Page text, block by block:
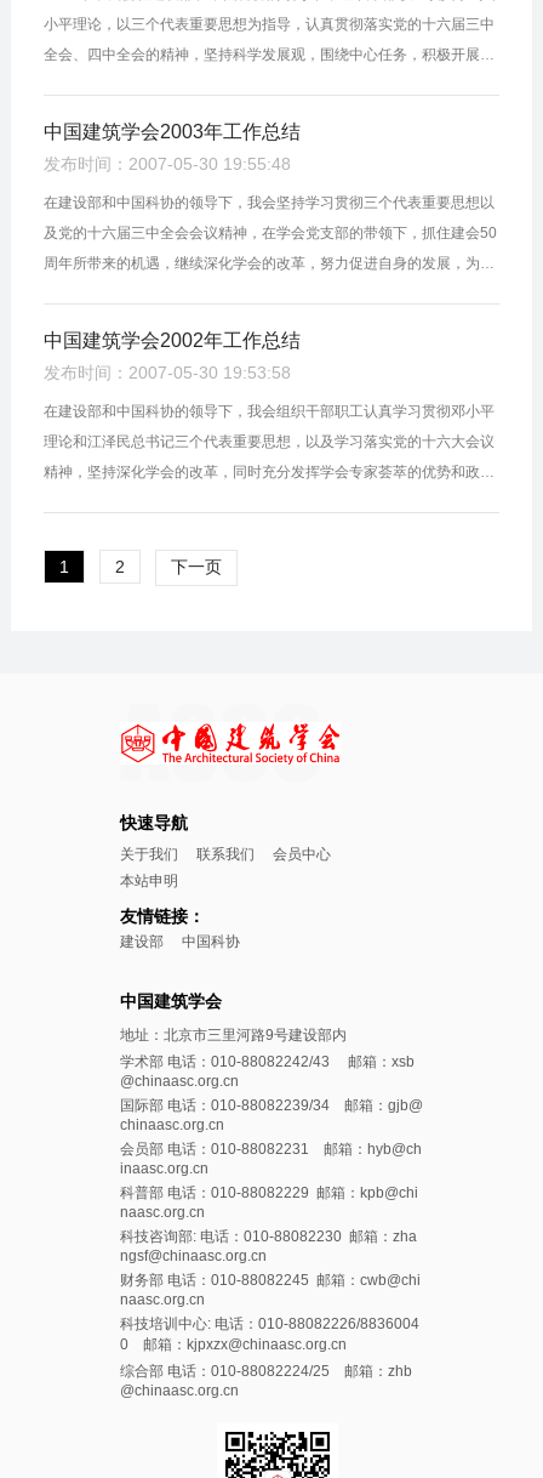
小平理论，以三个代表重要思想为指导，认真贯彻落实党的十六届三中
全会、四中全会的精神，坚持科学发展观，围绕中心任务，积极开展学
中国建筑学会2003年工作总结
发布时间：2007-05-30 19:55:48
在建设部和中国科协的领导下，我会坚持学习贯彻三个代表重要思想以
及党的十六届三中全会会议精神，在学会党支部的带领下，抓住建会50
周年所带来的机遇，继续深化学会的改革，努力促进自身的发展，为国
中国建筑学会2002年工作总结
发布时间：2007-05-30 19:53:58
在建设部和中国科协的领导下，我会组织干部职工认真学习贯彻邓小平
理论和江泽民总书记三个代表重要思想，以及学习落实党的十六大会议
精神，坚持深化学会的改革，同时充分发挥学会专家荟萃的优势和政府
1 2 下一页
快速导航
关于我们 联系我们
会员中心
本站申明
友情链接：
建设部 中国科协
中国建筑学会
地址：北京市三里河路9号建设部内
学术部 电话：010-88082242/43 邮箱：xsb
@chinaasc.org.cn
国际部 电话：010-88082239/34 邮箱：gjb@
chinaasc.org.cn
会员部 电话：010-88082231 邮箱：hyb@ch
inaasc.org.cn
科普部 电话：010-88082229 邮箱：kpb@chi
naasc.org.cn
科技咨询部: 电话：010-88082230 邮箱：zha
ngsf@chinaasc.org.cn
财务部 电话：010-88082245 邮箱：cwb@chi
naasc.org.cn
科技培训中心: 电话：010-88082226/8836004
0 邮箱：kjpxzx@chinaasc.org.cn
综合部 电话：010-88082224/25 邮箱：zhb
@chinaasc.org.cn